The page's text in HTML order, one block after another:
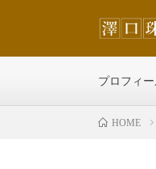
プロフィ
HOME